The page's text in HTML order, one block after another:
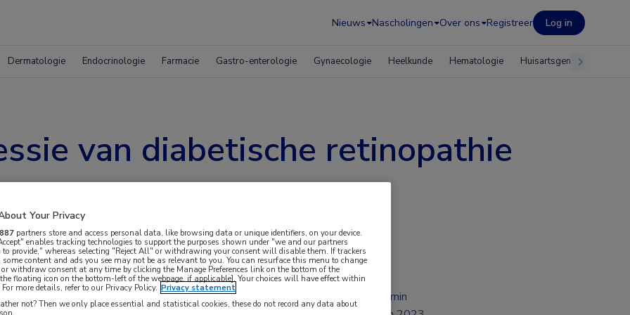
Nieuws Nascholingen Over ons Registreer Log in
Dermatologie Endocrinologie Farmacie Gastro-enterologie Gynaecologie Heelkunde Hematologie Huisartsgeneeskunde
van diabetische retinopathie
blijkt AI voor 91% de progressie van
2 min
Your Privacy
887 partners store and access personal data, like browsing data or unique identifiers, on your device.
enables tracking technologies to support the purposes shown under "we and our partners
to provide," whereas selecting "Reject All" or withdrawing your consent will disable them. If trackers
some content and ads you see may not be as relevant to you. You can resurface this menu to change
or withdraw consent at any time by clicking the Manage Preferences link on the bottom of the
floating icon on the bottom-left of the webpage, if applicable]. Your choices will have effect within
more details, refer to our Privacy Policy. Privacy statement
not? Then we only place essential and statistical cookies, these do not record any data about